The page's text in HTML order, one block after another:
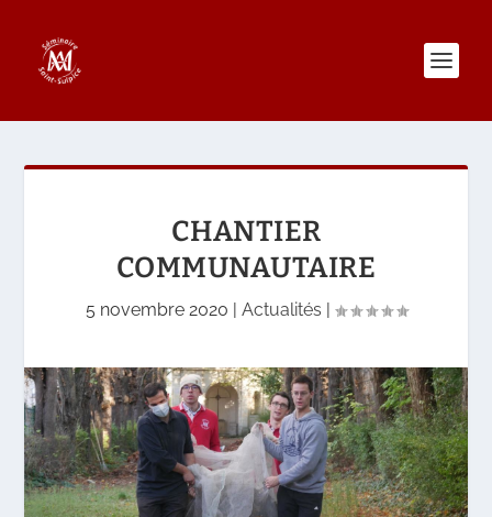
CHANTIER
COMMUNAUTAIRE
5 novembre 2020 | Actualités |